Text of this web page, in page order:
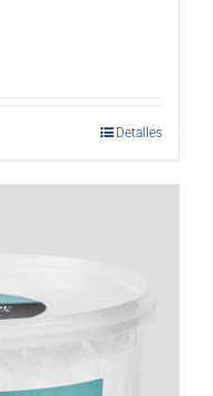
Detalles